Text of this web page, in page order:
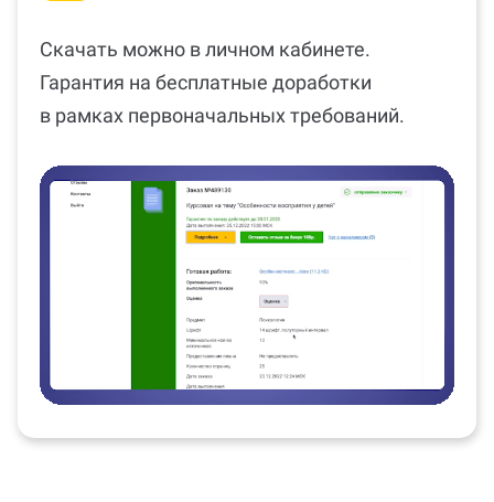
Скачать можно в личном кабинете.
Гарантия на бесплатные доработки
в рамках первоначальных требований.